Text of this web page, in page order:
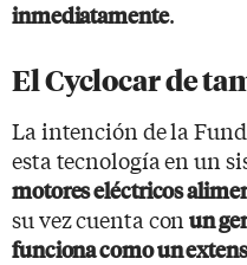
inmediatamente.
El Cyclocar de
La intención de la
esta tecnología en un
motores eléctricos
su vez cuenta conun
funciona como un